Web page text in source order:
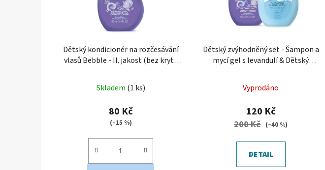
Dětský kondicionér na rozčesávání
vlasů Bebble - II. jakost (bez krytu
Skladem (1 ks)
80 Kč
(–15 %)
Dětský zvýhodněný set - Šampon a
mycí gel s levandulí & Dětský
Vyprodáno
120 Kč
200 Kč (–40 %)
DETAIL